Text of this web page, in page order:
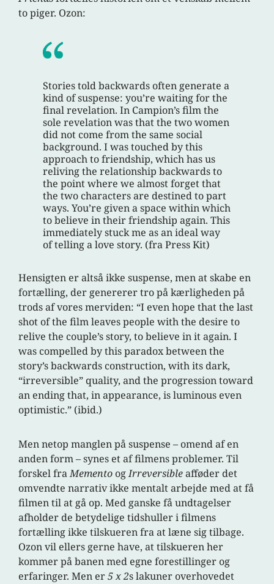
to piger. Ozon:
Stories told backwards often generate a
kind of suspense: you’re waiting for the
final revelation. In Campion’s film the
sole revelation was that the two women
did not come from the same social
background. I was touched by this
approach to friendship, which has us
reliving the relationship backwards to
the point where we almost forget that
the two characters are destined to part
ways. You’re given a space within which
to believe in their friendship again. This
immediately stuck me as an ideal way
of telling a love story. (fra Press Kit)
Hensigten er altså ikke suspense, men at skabe en
fortælling, der genererer tro på kærligheden på
trods af vores merviden: “I even hope that the last
shot of the film leaves people with the desire to
relive the couple’s story, to believe in it again. I
was compelled by this paradox between the
story’s backwards construction, with its dark,
“irreversible” quality, and the progression toward
an ending that, in appearance, is luminous even
optimistic.” (ibid.)
Men netop manglen på suspense – omend af en
anden form – synes et af filmens problemer. Til
forskel fraMemento ogIrreversibleafføder det
omvendte narrativ ikke mentalt arbejde med at få
filmen til at gå op. Med ganske få undtagelser
afholder de betydelige tidshuller i filmens
fortælling ikke tilskueren fra at læne sig tilbage.
Ozon vil ellers gerne have, at tilskueren her
kommer på banen med egne forestillinger og
erfaringer. Men er5 x 2s lakuner overhovedet